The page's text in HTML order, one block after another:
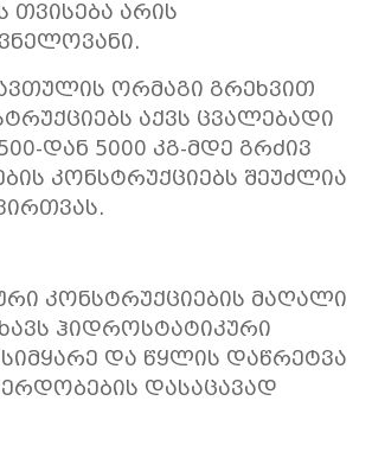
თვისება არის
ორმაგი გრეხვით
აქვს ცვალებადი
დან 5000 კგ-მდე გრძივ
კონსტრუქციებს შეუძლია
კონსტრუქციების მაღალი
ჰიდროსტატიკური
და წყლის დაწრეტვა
დასაცავად